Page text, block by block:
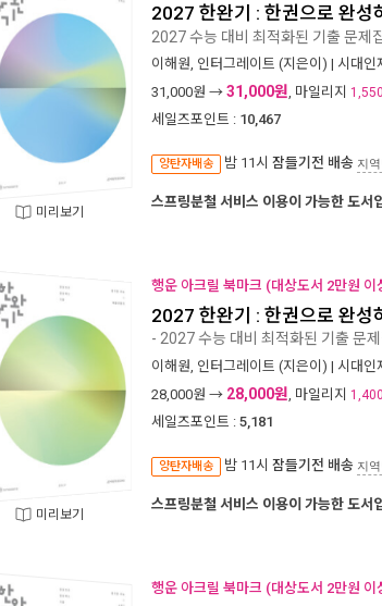
미리보기
2027 한완기 : 한권으로 완성
2027 수능 대비 최적화된 기출 문제
이해원, 인터그레이트 (지은이) | 시대인
31,000원 → 31,000원, 마일리지 1,550
세일즈포인트 : 10,467
양탄자배송 밤 11시 잠들기전 배송 지
스프링분철 서비스 이용이 가능한 도서
미리보기
행운 아크릴 북마크 (대상도서 2만원 이
2027 한완기 : 한권으로 완성
- 2027 수능 대비 최적화된 기출 문제
이해원, 인터그레이트 (지은이) | 시대인
28,000원 → 28,000원, 마일리지 1,400
세일즈포인트 : 5,181
양탄자배송 밤 11시 잠들기전 배송 지
스프링분철 서비스 이용이 가능한 도서
행운 아크릴 북마크 (대상도서 2만원 이